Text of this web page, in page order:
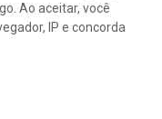
Ao aceitar, você
IP e concorda